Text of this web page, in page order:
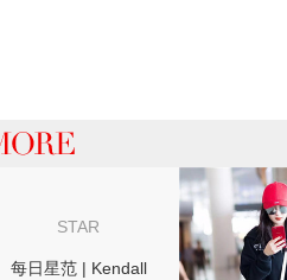
STAR
每日星范 | Kendall